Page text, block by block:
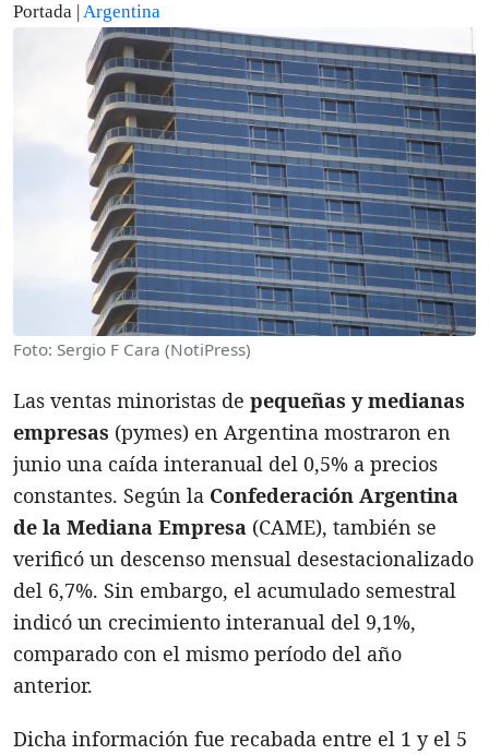
Portada |Argentina
Foto: Sergio F Cara (NotiPress)
Las ventas minoristas de pequeñas y medianas
empresas (pymes) en Argentina mostraron en
junio una caída interanual del 0,5% a precios
constantes. Según la Confederación Argentina
de la Mediana Empresa (CAME), también se
verificó un descenso mensual desestacionalizado
del 6,7%. Sin embargo, el acumulado semestral
indicó un crecimiento interanual del 9,1%,
comparado con el mismo período del año
anterior.
Dicha información fue recabada entre el 1 y el 5